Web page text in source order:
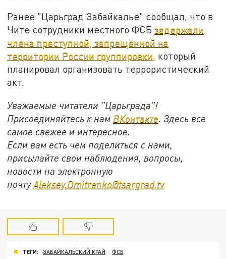
Ранее "Царьград Забайкалье" сообщал, что в
Чите сотрудники местного ФСБзадержали
члена преступной, запрещённой на
территории России группировки, который
планировал организовать террористический
акт.
Уважаемые читатели "Царьграда"!
Присоединяйтесь к нам ВКонтакте . Здесь все
самое свежее и интересное.
Если вам есть чем поделиться с нами,
присылайте свои наблюдения, вопросы,
новости на электронную
почтуAleksey.Dmitrenko@tsargrad.tv
ТЕГИ: ЗАБАЙКАЛЬСКИЙ КРАЙ
ФСБ